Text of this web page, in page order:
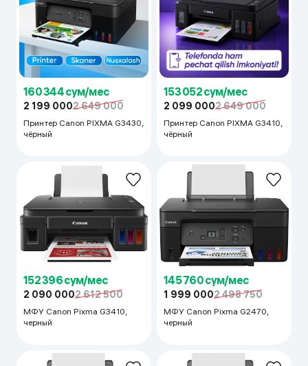
160 344 сум/мес
2 199 0002 649 000
Принтер Canon PIXMA G3430,
чёрный
153 052 сум/мес
2 099 0002 649 000
Принтер Canon PIXMA G3410,
чёрный
152 396 сум/мес
2 090 0002 612 500
МФУ Canon Pixma G3410,
черный
145 760 сум/мес
1 999 0002 498 750
МФУ Canon Pixma G2470,
черный